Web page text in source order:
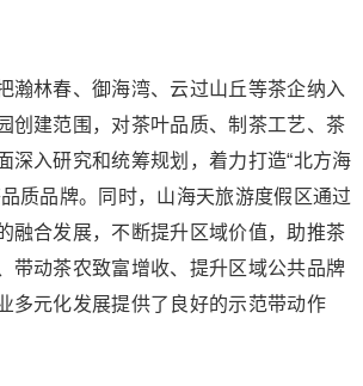
瀚林春、御海湾、云过山丘等茶企纳入
创建范围，对茶叶品质、制茶工艺、茶
深入研究和统筹规划，着力打造“北方海
质品牌。同时，山海天旅游度假区通过
融合发展，不断提升区域价值，助推茶
带动茶农致富增收、提升区域公共品牌
多元化发展提供了良好的示范带动作